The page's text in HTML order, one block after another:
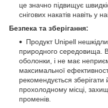
це значно підвищує
снігових накатів навіть у
Безпека та зберігання:
Продукт Unipell
природного середовища.
оболонки, і не має
максимальної
рекомендується зберігати
прохолодному місці,
променів.